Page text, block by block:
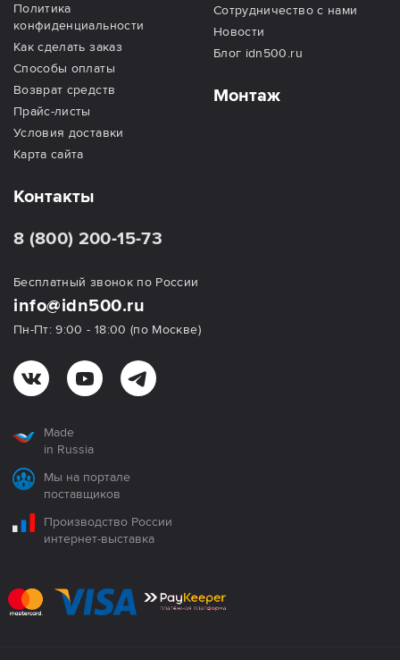
Политика
конфиденциальности
Как сделать заказ
Способы оплаты
Возврат средств
Прайс-листы
Условия доставки
Карта сайта
Сотрудничество с нами
Новости
Блог idn500.ru
Монтаж
Контакты
8 (800) 200-15-73
Бесплатный звонок по России
info@idn500.ru
Пн-Пт: 9:00 - 18:00 (по Москве)
Made
in Russia
Мы на портале
поставщиков
Производство России
интернет-выставка